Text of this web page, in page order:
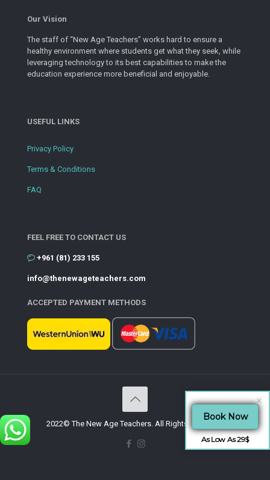
Our Vision
The staff of “New Age Teachers” works hard to ensure a
healthy environment where students get what they seek, while
leveraging technology to its best capabilities to make the
education experience more beneficial and enjoyable.
USEFUL LINKS
Privacy Policy
Terms & Conditions
FAQ
FEEL FREE TO CONTACT US
+961 (81) 233 155
info@thenewageteachers.com
ACCEPTED PAYMENT METHODS
2022© The New Age Teachers. All Rights Reserved.
As Low As 29$
Book Now